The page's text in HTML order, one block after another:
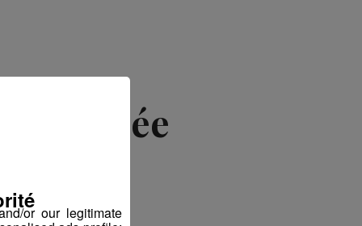
Odyssée
or our legitimate